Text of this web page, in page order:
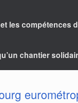
les compétences
chantier